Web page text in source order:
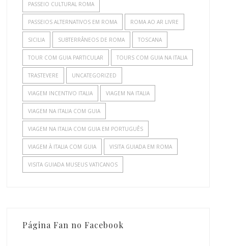
PASSEIO CULTURAL ROMA
PASSEIOS ALTERNATIVOS EM ROMA ROMA AO AR LIVRE
SICILIA SUBTERRÂNEOS DE ROMA TOSCANA
TOUR COM GUIA PARTICULAR TOURS COM GUIA NA ITALIA
TRASTEVERE UNCATEGORIZED
VIAGEM INCENTIVO ITALIA VIAGEM NA ITALIA
VIAGEM NA ITALIA COM GUIA
VIAGEM NA ITALIA COM GUIA EM PORTUGUÊS
VIAGEM À ITALIA COM GUIA VISITA GUIADA EM ROMA
VISITA GUIADA MUSEUS VATICANOS
Página Fan no Facebook